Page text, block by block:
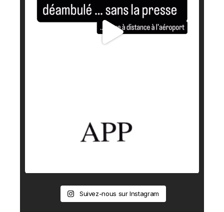
Suivez-nous sur Instagram